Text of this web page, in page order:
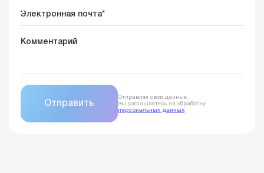
Отправляя свои данные,
вы соглашаетесь на обработку
персональных данных